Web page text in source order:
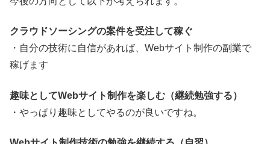
クラウドソーシングの案件を受注して稼ぐ
・自分の技術に自信があれば、Webサイト制作の副業で
稼げます
趣味としてWebサイト制作を楽しむ（継続勉強する）
・やっぱり趣味としてやるのが良いですね。